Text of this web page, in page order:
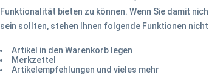
Funktionalität bieten zu können. Wenn Sie damit
sein sollten, stehen Ihnen folgende Funktionen
Artikel in den Warenkorb legen
Merkzettel
Artikelempfehlungen und vieles mehr